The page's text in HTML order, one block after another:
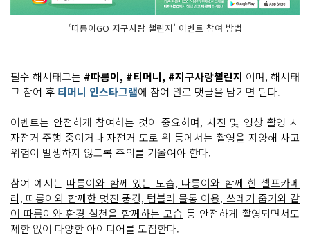
‘따릉이GO 지구사랑 챌린지’ 이벤트 참여 방법
필수 해시태그는 #따릉이, #티머니, #지구사랑챌린지 이며, 해시태
그 참여 후 티머니 인스타그램에 참여 완료 댓글을 남기면 된다.
이벤트는 안전하게 참여하는 것이 중요하며, 사진 및 영상 촬영 시
자전거 주행 중이거나 자전거 도로 위 등에서는 촬영을 지양해 사고
위험이 발생하지 않도록 주의를 기울여야 한다.
참여 예시는 따릉이와 함께 있는 모습, 따릉이와 함께 한 셀프카메
라, 따릉이와 함께한 멋진 풍경, 텀블러 물통 이용, 쓰레기 줍기와 같
이 따릉이와 환경 실천을 함께하는 모습 등 안전하게 촬영되면서도
제한 없이 다양한 아이디어를 모집한다.